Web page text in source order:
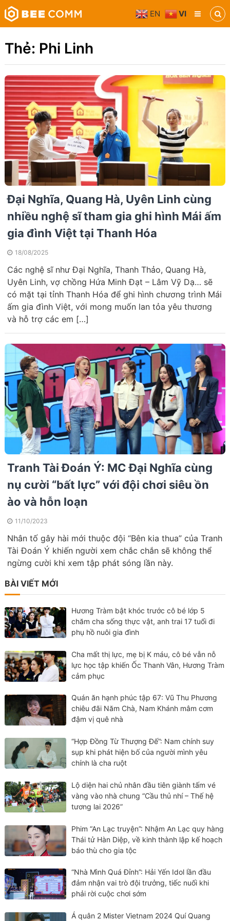
Skip
to
content
Bee
Comm
Truyền
thông
tiện
Thẻ: Phi Linh
Đại Nghĩa, Quang Hà, Uyên Linh cùng
nhiều nghệ sĩ tham gia ghi hình Mái ấm
gia đình Việt tại Thanh Hóa
18/08/2025
Các nghệ sĩ như Đại Nghĩa, Thanh Thảo, Quang Hà,
Uyên Linh, vợ chồng Hứa Minh Đạt – Lâm Vỹ Dạ… sẽ
có mặt tại tỉnh Thanh Hóa để ghi hình chương trình Mái
ấm gia đình Việt, với mong muốn lan tỏa yêu thương
và hỗ trợ các em […]
Tranh Tài Đoán Ý: MC Đại Nghĩa cùng
nụ cười “bất lực” với đội chơi siêu ồn
ào và hỗn loạn
11/10/2023
Nhân tố gây hài mới thuộc đội “Bên kia thua” của Tranh
Tài Đoán Ý khiến người xem chắc chắn sẽ không thể
ngừng cười khi xem tập phát sóng lần này.
BÀI VIẾT MỚI
Hương Tràm bật khóc trước cô bé lớp 5
chăm cha sống thực vật, anh trai 17 tuổi đi
phụ hồ nuôi gia đình
Cha mất thị lực, mẹ bị K máu, cô bé vẫn nỗ
lực học tập khiến Ốc Thanh Vân, Hương Tràm
cảm phục
Quán ăn hạnh phúc tập 67: Vũ Thu Phương
chiêu đãi Năm Chà, Nam Khánh mâm cơm
đậm vị quê nhà
“Hợp Đồng Từ Thượng Đế”: Nam chính suy
sụp khi phát hiện bố của người mình yêu
chính là cha ruột
Lộ diện hai chủ nhân đầu tiên giành tấm vé
vàng vào nhà chung “Cầu thủ nhí – Thế hệ
tương lai 2026”
Phim “An Lạc truyện”: Nhậm An Lạc quy hàng
Thái tử Hàn Diệp, về kinh thành lập kế hoạch
báo thù cho gia tộc
“Nhà Mình Quá Đỉnh”: Hải Yến Idol lần đầu
đảm nhận vai trò đội trưởng, tiếc nuối khi
phải rời cuộc chơi sớm
Á quân 2 Mister Vietnam 2024 Quí Quang
EN VI